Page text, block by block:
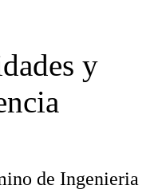
y
de Ingenieria